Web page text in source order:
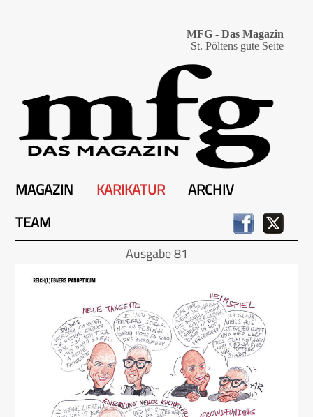
MFG - Das Magazin
St. Pöltens gute Seite
MAGAZIN KARIKATUR
ARCHIV
TEAM
Ausgabe 81